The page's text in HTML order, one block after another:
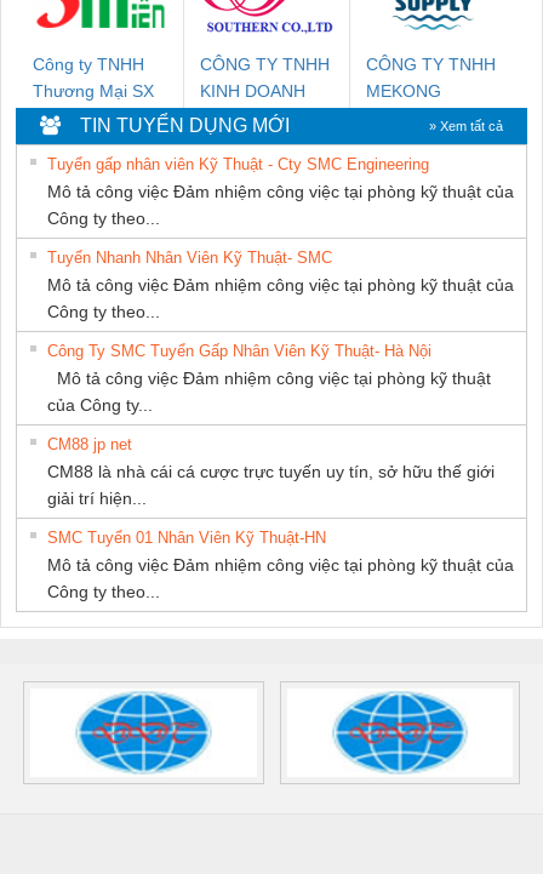
Công ty TNHH
Thương Mại SX
Ba Miền
CÔNG TY TNHH
KINH DOANH
DỊCH VỤ XNK
PHƯƠNG NAM
CÔNG TY TNHH
MEKONG
SUPPLY
TIN TUYỂN DỤNG MỚI » Xem tất cả
Tuyển gấp nhân viên Kỹ Thuật - Cty SMC Engineering
Mô tả công việc Đảm nhiệm công việc tại phòng kỹ thuật của
Công ty theo...
Tuyển Nhanh Nhân Viên Kỹ Thuật- SMC
Mô tả công việc Đảm nhiệm công việc tại phòng kỹ thuật của
Công ty theo...
Công Ty SMC Tuyển Gấp Nhân Viên Kỹ Thuật- Hà Nội
Mô tả công việc Đảm nhiệm công việc tại phòng kỹ thuật
của Công ty...
CM88 jp net
CM88 là nhà cái cá cược trực tuyến uy tín, sở hữu thế giới
giải trí hiện...
SMC Tuyển 01 Nhân Viên Kỹ Thuật-HN
Mô tả công việc Đảm nhiệm công việc tại phòng kỹ thuật của
Công ty theo...